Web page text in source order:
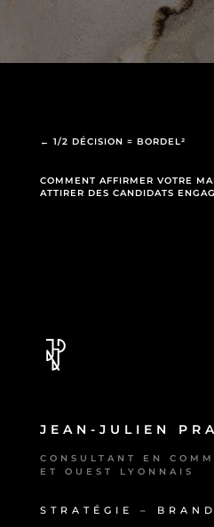
← 1/2 DÉCISION = BORDEL²
COMMENT AFFIRMER VOTRE
ATTIRER DES CANDIDATS
JEAN-JULIEN
CONSULTANT EN
ET OUEST LYONNAIS
STRATÉGIE –